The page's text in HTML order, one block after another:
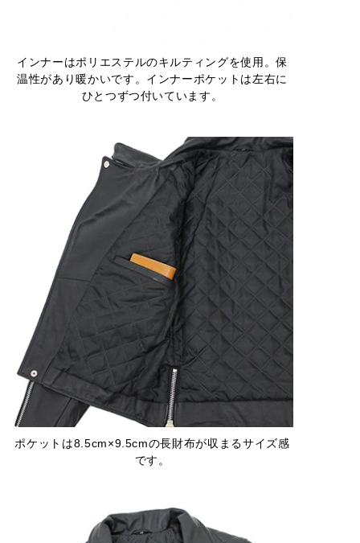
インナーはポリエステルのキルティングを使用。保
温性があり暖かいです。インナーポケットは左右に
ひとつずつ付いています。
ポケットは8.5cm×9.5cmの長財布が収まるサイズ感
です。